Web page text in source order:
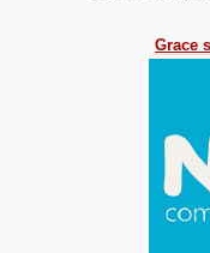
Grace